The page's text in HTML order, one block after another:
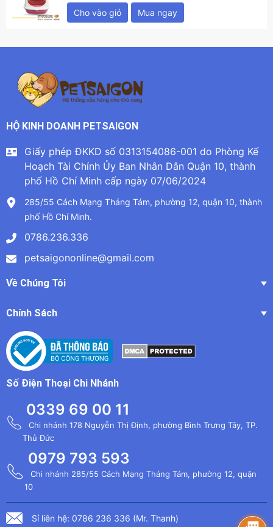
Cho vào giỏ Mua ngay
HỘ KINH DOANH PETSAIGON
Giấy phép ĐKKD số 0313154086-001 do Phòng Kế
Hoạch Tài Chính Ủy Ban Nhân Dân Quận 10, thành
phố Hồ Chí Minh cấp ngày 07/06/2024
285/55 Cách Mạng Tháng Tám, phường 12, quận 10, thành
phố Hồ Chí Minh.
0786.236.336
petsaigononline@gmail.com
Về Chúng Tôi
Chính Sách
Số Điện Thoại Chi Nhánh
0339 69 00 11
Chi nhánh 178 Nguyễn Thị Định, phường Bình Trưng Tây, TP.
Thủ Đức
0979 793 593
Chi nhánh 285/55 Cách Mạng Tháng Tám, phường 12, quận
10
Sỉ liên hệ: 0786 236 336 (Mr. Thanh)